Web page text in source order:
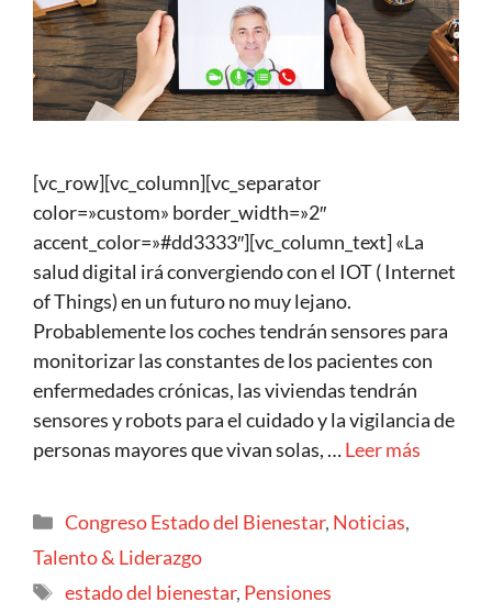
[vc_row][vc_column][vc_separator
color=»custom» border_width=»2″
accent_color=»#dd3333″][vc_column_text] «La
salud digital irá convergiendo con el IOT ( Internet
of Things) en un futuro no muy lejano.
Probablemente los coches tendrán sensores para
monitorizar las constantes de los pacientes con
enfermedades crónicas, las viviendas tendrán
sensores y robots para el cuidado y la vigilancia de
personas mayores que vivan solas, …Leer más
Congreso Estado del Bienestar, Noticias,
Talento & Liderazgo
estado del bienestar, Pensiones